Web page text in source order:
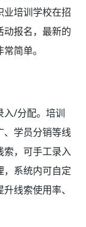
业培训学校在招
动报名，最新的
简单。
入/分配。培训
、学员分销等线
索，可手工录入
，系统内可自定
线索使用率、